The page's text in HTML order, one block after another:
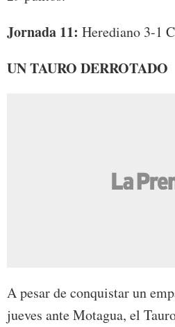
Jornada 11: Herediano 3-1
UN TAURO DERROTADO
A pesar de conquistar un
jueves ante Motagua, el